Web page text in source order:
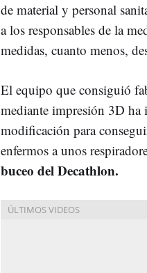
de material y personal
a los responsables de la
medidas, cuanto menos,
El equipo que consiguió
mediante impresión 3D ha
modificación para
enfermos a unos
buceo del Decathlon.